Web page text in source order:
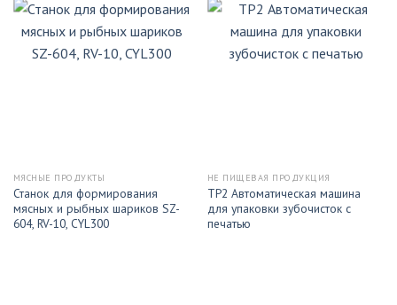
МЯСНЫЕ ПРОДУКТЫ
Станок для формирования
мясных и рыбных шариков SZ-
604, RV-10, CYL300
НЕ ПИЩЕВАЯ ПРОДУКЦИЯ
ТP2 Автоматическая машина
для упаковки зубочисток с
печатью